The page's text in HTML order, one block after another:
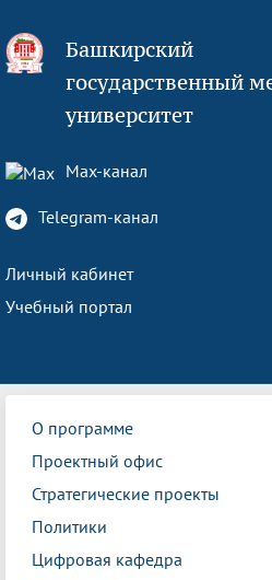
Башкирский
государственный
университет
Max-канал
Telegram-канал
Личный кабинет
Учебный портал
О программе
Проектный офис
Стратегические проекты
Политики
Цифровая кафедра